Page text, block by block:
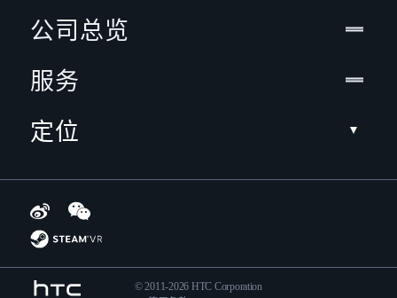
公司总览
服务
定位
© 2011-2026 HTC Corporation